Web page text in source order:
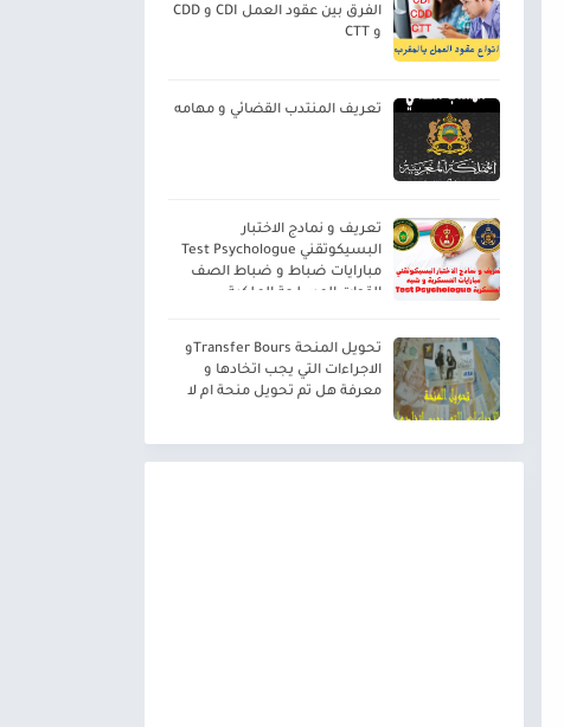
الفرق بين عقود العمل CDI و CDD
و CTT
تعريف المنتدب القضائي و مهامه
تعريف و نمادج الاختبار
البسيكوتقني Test Psychologue
مبارايات ضباط و ضباط الصف
القوات المسلحة الملكية
تحويل المنحة Transfer Boursو
الاجراءات التي يجب اتخادها و
معرفة هل تم تحويل منحة ام لا